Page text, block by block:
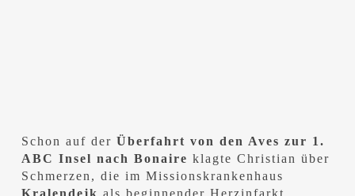
Schon auf der Überfahrt von den Aves zur 1.
ABC Insel nach Bonaire klagte Christian über
Schmerzen, die im Missionskrankenhaus